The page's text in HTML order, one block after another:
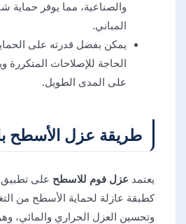
والصناعية، مما يوفر حماية
المباني.
يمكن بفضل قدرته على
الحاجة للإصلاحات المتكررة
على المدى الطويل.
طريقة عزل الأسطح
يعتمد عزل فوم للاسطح على تطبيق
كطبقة عازلة لحماية الأسطح من
وتحسين العزل الحراري والمائي،